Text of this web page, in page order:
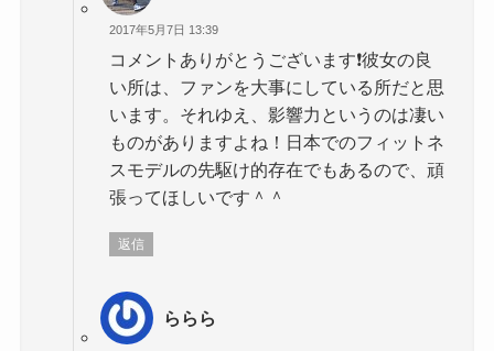
2017年5月7日 13:39
コメントありがとうございます❗️彼女の良
い所は、ファンを大事にしている所だと思
います。それゆえ、影響力というのは凄い
ものがありますよね！日本でのフィットネ
スモデルの先駆け的存在でもあるので、頑
張ってほしいです＾＾
返信
ららら